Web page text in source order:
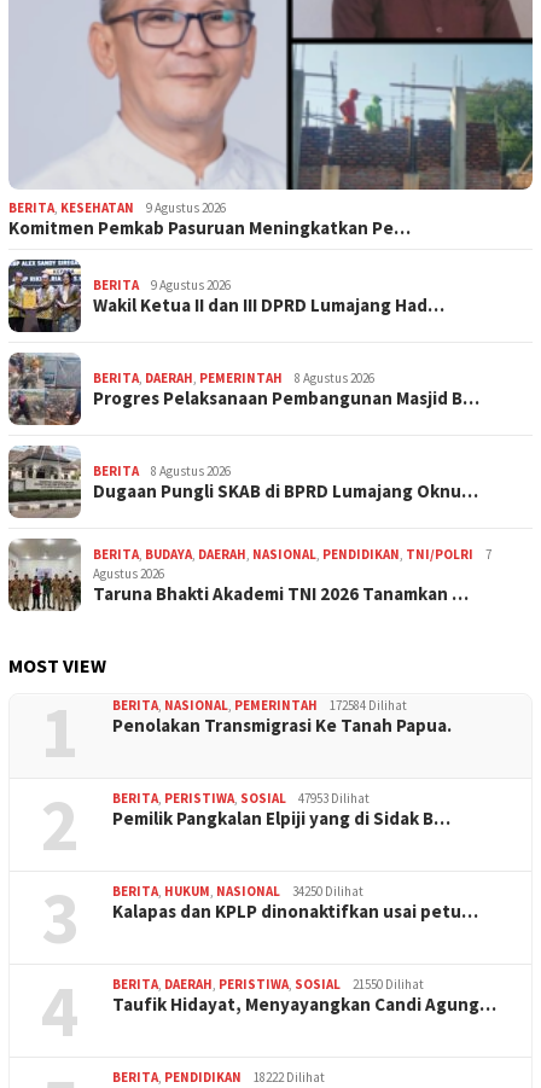
BERITA KESEHATAN 9 Agustus 2026
Komitmen Pemkab Pasuruan Meningkatkan Pe…
BERITA 9 Agustus 2026
Wakil Ketua II dan III DPRD Lumajang Had…
BERITA DAERAH PEMERINTAH 8 Agustus 2026
Progres Pelaksanaan Pembangunan Masjid B…
BERITA 8 Agustus 2026
Dugaan Pungli SKAB di BPRD Lumajang Oknu…
BERITA BUDAYA DAERAH NASIONAL PENDIDIKAN TNI/POLRI
7
Agustus 2026
Taruna Bhakti Akademi TNI 2026 Tanamkan …
MOST VIEW
1 BERITA NASIONAL PEMERINTAH 172584 Dilihat
Penolakan Transmigrasi Ke Tanah Papua.
2 BERITA PERISTIWA SOSIAL 47953 Dilihat
Pemilik Pangkalan Elpiji yang di Sidak B…
3 BERITA HUKUM NASIONAL 34250 Dilihat
Kalapas dan KPLP dinonaktifkan usai petu…
4 BERITA DAERAH PERISTIWA SOSIAL 21550 Dilihat
Taufik Hidayat, Menyayangkan Candi Agung…
BERITA PENDIDIKAN 18222 Dilihat